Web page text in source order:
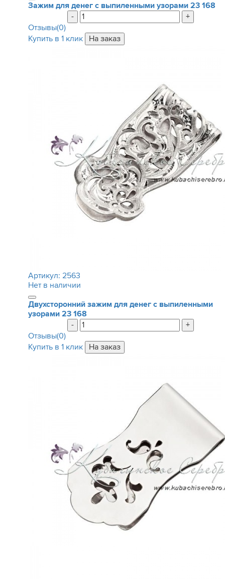
Зажим для денег с выпиленными узорами 23 168
-
+
Отзывы(0)
Купить в 1 клик
Артикул: 2563
Нет в наличии
Двухсторонний зажим для денег с выпиленными
узорами 23 168
-
+
Отзывы(0)
Купить в 1 клик